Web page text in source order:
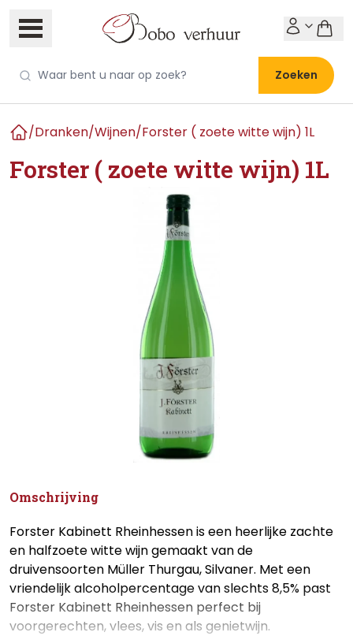
Zoeken
/Dranken/Wijnen/Forster ( zoete witte wijn) 1L
Forster ( zoete witte wijn) 1L
Omschrijving
Forster Kabinett Rheinhessen is een heerlijke zachte
en halfzoete witte wijn gemaakt van de
druivensoorten Müller Thurgau, Silvaner. Met een
vriendelijk alcoholpercentage van slechts 8,5% past
Forster Kabinett Rheinhessen perfect bij
voorgerechten, vlees, vis en als genietwijn.